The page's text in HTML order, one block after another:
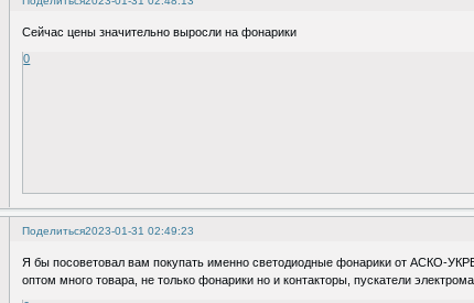
Сейчас цены значительно выросли на фонарики
0
Поделиться2023-01-31 02:49:23
Я бы посоветовал вам покупать именно светодиодные фонарики от АСКО-
оптом много товара, не только фонарики но и контакторы, пускатели